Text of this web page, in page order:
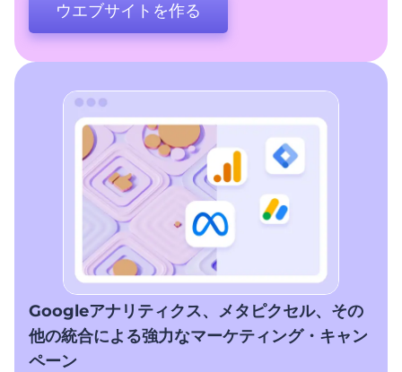
ウエブサイトを作る
Googleアナリティクス、メタピクセル、その
他の統合による強力なマーケティング・キャン
ペーン